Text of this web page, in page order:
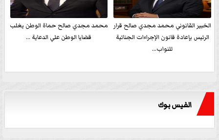
الخبير القانوني محمد مجدي صالح قرار
الرئيس بإعادة قانون الإجراءات الجنائية
للنواب...
محمد مجدي صالح حماة الوطن يغلب
قضايا الوطن علي الدعاية ...
الفيس بوك